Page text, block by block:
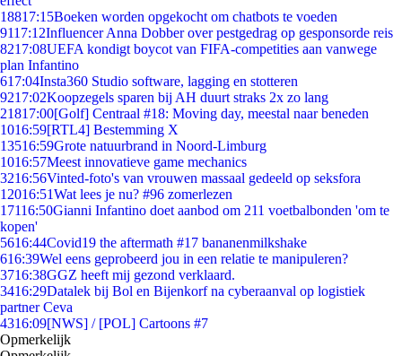
18817:15Boeken worden opgekocht om chatbots te voeden
9117:12Influencer Anna Dobber over pestgedrag op gesponsorde reis
8217:08UEFA kondigt boycot van FIFA-competities aan vanwege
plan Infantino
617:04Insta360 Studio software, lagging en stotteren
9217:02Koopzegels sparen bij AH duurt straks 2x zo lang
21817:00[Golf] Centraal #18: Moving day, meestal naar beneden
1016:59[RTL4] Bestemming X
13516:59Grote natuurbrand in Noord-Limburg
1016:57Meest innovatieve game mechanics
3216:56Vinted-foto's van vrouwen massaal gedeeld op seksfora
12016:51Wat lees je nu? #96 zomerlezen
17116:50Gianni Infantino doet aanbod om 211 voetbalbonden 'om te
kopen'
5616:44Covid19 the aftermath #17 bananenmilkshake
616:39Wel eens geprobeerd jou in een relatie te manipuleren?
3716:38GGZ heeft mij gezond verklaard.
3416:29Datalek bij Bol en Bijenkorf na cyberaanval op logistiek
partner Ceva
4316:09[NWS] / [POL] Cartoons #7
Opmerkelijk